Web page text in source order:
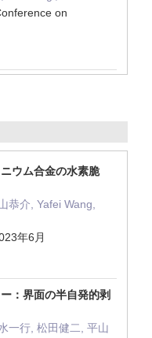
on
ウム合金の水素脆
恭介, Yafei Wang,
年6月
：界面の半自発的剥
一行, 松田健二, 平山